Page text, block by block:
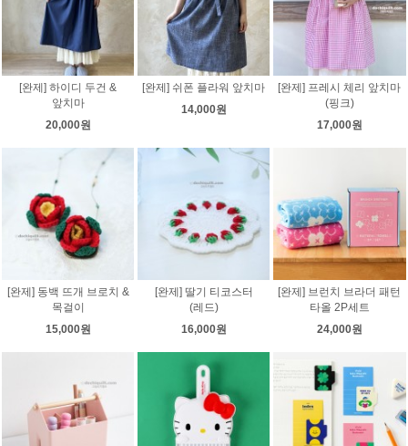
[완제] 하이디 두건 &
앞치마
20,000원
[완제] 쉬폰 플라워 앞치마
14,000원
[완제] 프레시 체리 앞치마
(핑크)
17,000원
[완제] 동백 뜨개 브로치 &
목걸이
15,000원
[완제] 딸기 티코스터
(레드)
16,000원
[완제] 브런치 브라더 패턴
타올 2P세트
24,000원